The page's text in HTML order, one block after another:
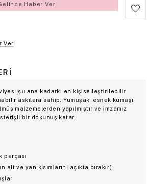
Haber Ver
Ver
ana kadarki en kişiselleştirilebilir
askılara sahip. Yumuşak, esnek kumaşı
malzemelerden yapılmıştır ve imzamız
bir dokunuş katar.
parçası
alt ve yan kısımlarını açıkta bırakır.)